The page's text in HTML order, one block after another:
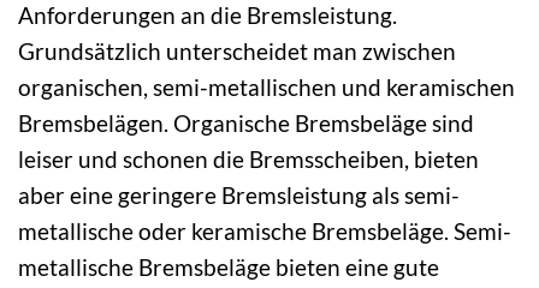
Anforderungen an die Bremsleistung.
Grundsätzlich unterscheidet man zwischen
organischen, semi-metallischen und keramischen
Bremsbelägen. Organische Bremsbeläge sind
leiser und schonen die Bremsscheiben, bieten
aber eine geringere Bremsleistung als semi-
metallische oder keramische Bremsbeläge. Semi-
metallische Bremsbeläge bieten eine gute